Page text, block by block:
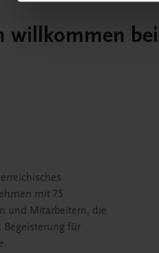
willkommen bei
mit 75
und Mitarbeitern, die
Begeisterung für